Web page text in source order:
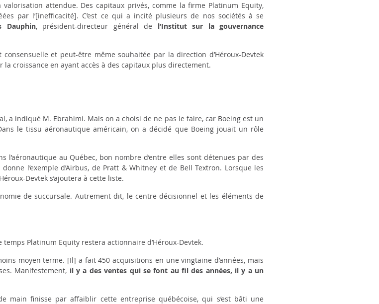
attendue. Des capitaux privés, comme la firme Platinum Equity,
par l’[inefficacité]. C’est ce qui a incité plusieurs de nos sociétés à se
Dauphin, président-directeur général de l’Institut sur la gouvernance
et peut-être même souhaitée par la direction d’Héroux-Devtek
croissance en ayant accès à des capitaux plus directement.
a indiqué M. Ebrahimi. Mais on a choisi de ne pas le faire, car Boeing est un
le tissu aéronautique américain, on a décidé que Boeing jouait un rôle
l’aéronautique au Québec, bon nombre d’entre elles sont détenues par des
l’exemple d’Airbus, de Pratt & Whitney et de Bell Textron. Lorsque les
Devtek s’ajoutera à cette liste.
de succursale. Autrement dit, le centre décisionnel et les éléments de
temps Platinum Equity restera actionnaire d’Héroux-Devtek.
moyen terme. [Il] a fait 450 acquisitions en une vingtaine d’années, mais
Manifestement, il y a des ventes qui se font au fil des années, il y a un
main finisse par affaiblir cette entreprise québécoise, qui s’est bâti une